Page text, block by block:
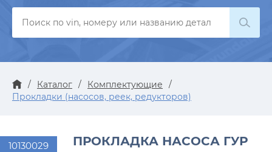
/ Каталог / Комплектующие
/
Прокладки (насосов, реек, редукторов)
10130029
ПРОКЛАДКА НАСОСА ГУР